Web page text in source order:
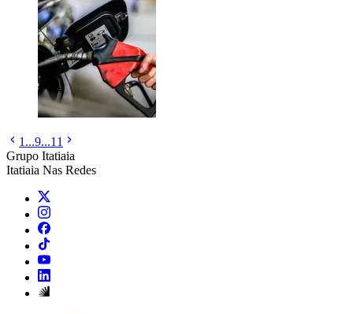
1 ...9...11
Grupo Itatiaia
Itatiaia Nas Redes